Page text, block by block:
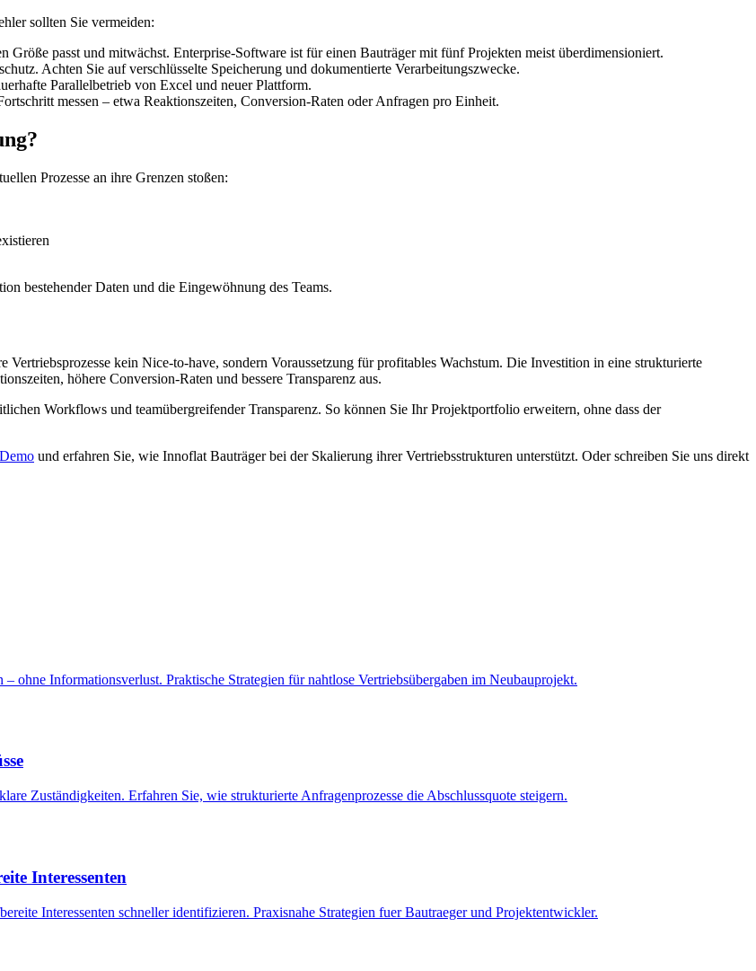
sollten Sie vermeiden:
Größe passt und mitwächst. Enterprise-Software ist für einen Bauträger mit fünf Projekten meist überdimensioniert.
Achten Sie auf verschlüsselte Speicherung und dokumentierte Verarbeitungszwecke.
Parallelbetrieb von Excel und neuer Plattform.
messen – etwa Reaktionszeiten, Conversion-Raten oder Anfragen pro Einheit.
Prozesse an ihre Grenzen stoßen:
bestehender Daten und die Eingewöhnung des Teams.
kein Nice-to-have, sondern Voraussetzung für profitables Wachstum. Die Investition in eine strukturierte
höhere Conversion-Raten und bessere Transparenz aus.
Workflows und teamübergreifender Transparenz. So können Sie Ihr Projektportfolio erweitern, ohne dass der
und erfahren Sie, wie Innoflat Bauträger bei der Skalierung ihrer Vertriebsstrukturen unterstützt. Oder schreiben Sie uns direkt
ohne Informationsverlust. Praktische Strategien für nahtlose Vertriebsübergaben im Neubauprojekt.
Zuständigkeiten. Erfahren Sie, wie strukturierte Anfragenprozesse die Abschlussquote steigern.
Interessenten
Interessenten schneller identifizieren. Praxisnahe Strategien fuer Bautraeger und Projektentwickler.